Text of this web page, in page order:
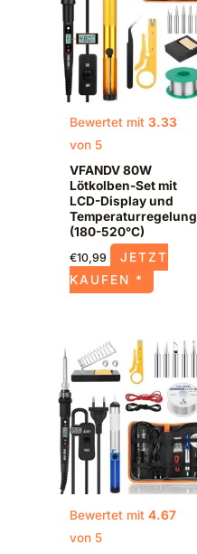
Bewertet mit3.33
von 5
VFANDV 80W
Lötkolben-Set mit
LCD-Display und
Temperaturregelung
(180-520°C)
€10,99
JETZT
KAUFEN *
Bewertet mit4.67
von 5